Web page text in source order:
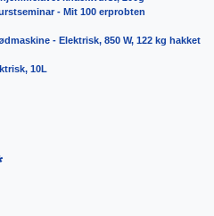
- Mit 100 erprobten
- Elektrisk, 850 W, 122 kg hakket
10L